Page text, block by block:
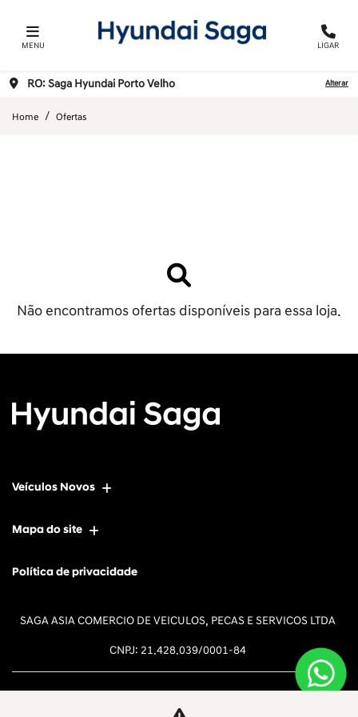
MENU LIGAR
RO: Saga Hyundai Porto Velho Alterar
Home Ofertas
Não encontramos ofertas disponíveis para essa loja.
Veículos Novos
Mapa do site
Política de privacidade
SAGA ASIA COMERCIO DE VEICULOS, PECAS E SERVICOS LTDA
CNPJ: 21.428.039/0001-84